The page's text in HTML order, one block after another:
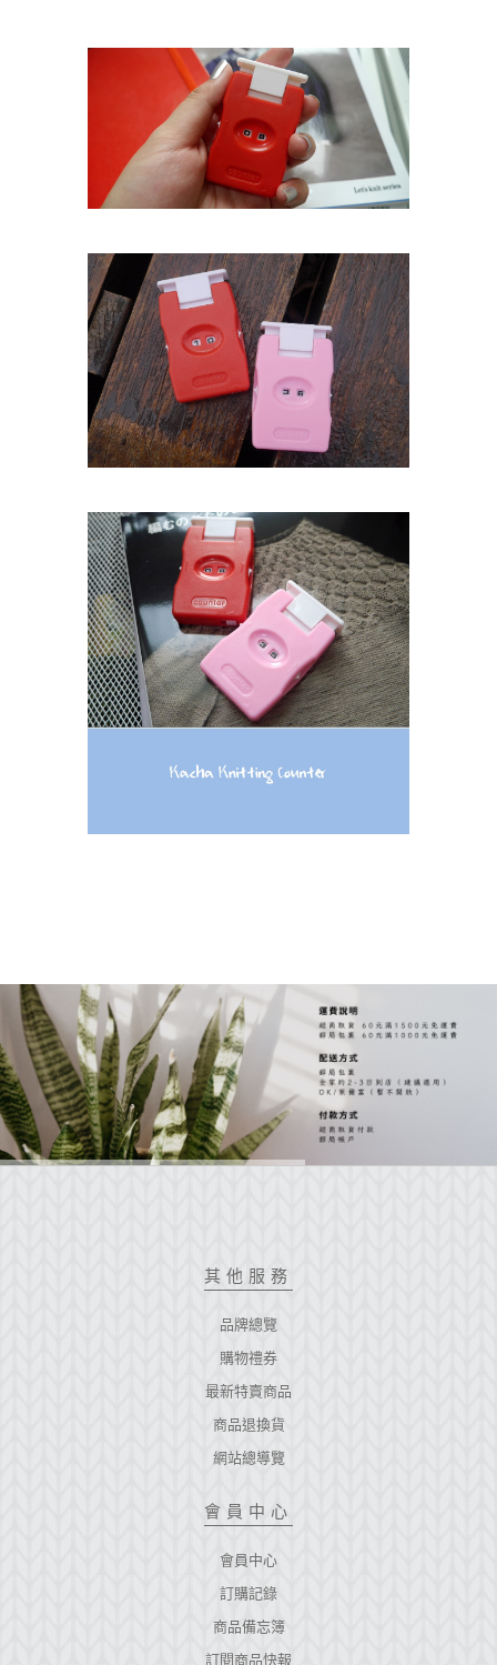
其他服務
品牌總覽
購物禮券
最新特賣商品
商品退換貨
網站總導覽
會員中心
會員中心
訂購記錄
商品備忘簿
訂閱商品快報